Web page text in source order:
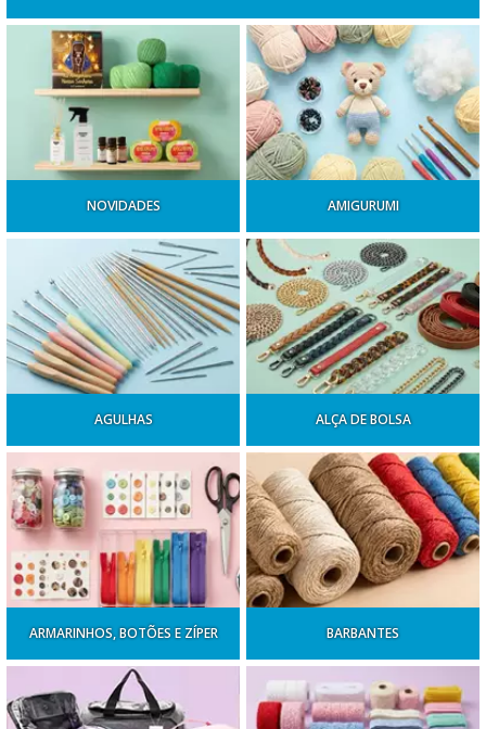
NOVIDADES AMIGURUMI
AGULHAS ALÇA DE BOLSA
ARMARINHOS, BOTÕES E ZÍPER BARBANTES